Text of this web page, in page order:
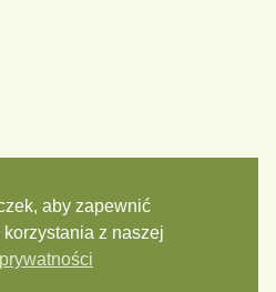
aby zapewnić
z naszej